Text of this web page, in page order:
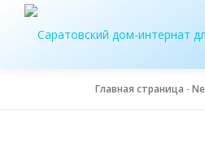
Перейти
содержимому
Главная страница -